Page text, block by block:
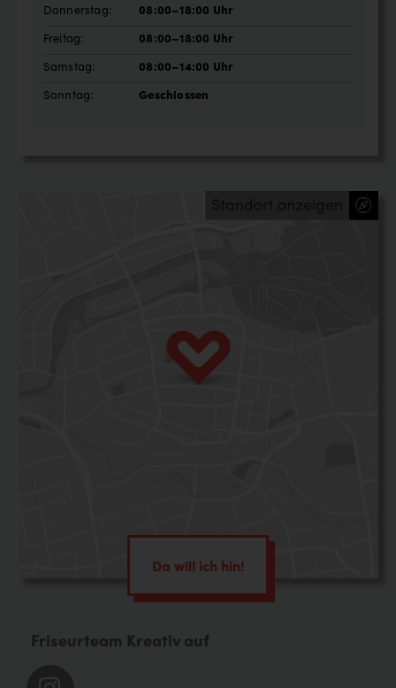
Donnerstag:
08:00–18:00 Uhr
Freitag:
08:00–18:00 Uhr
Samstag:
08:00–14:00 Uhr
Sonntag:
Geschlossen
Da will ich hin!
Friseurteam Kreativ auf